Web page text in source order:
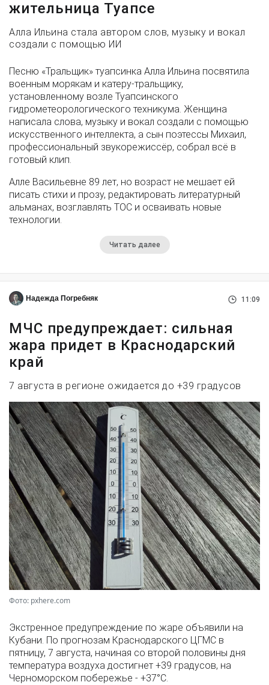
жительница Туапсе
Алла Ильина стала автором слов, музыку и вокал
создали с помощью ИИ
Песню «Тральщик» туапсинка Алла Ильина посвятила
военным морякам и катеру-тральщику,
установленному возле Туапсинского
гидрометеорологического техникума. Женщина
написала слова, музыку и вокал создали с помощью
искусственного интеллекта, а сын поэтессы Михаил,
профессиональный звукорежиссёр, собрал всё в
готовый клип.
Алле Васильевне 89 лет, но возраст не мешает ей
писать стихи и прозу, редактировать литературный
альманах, возглавлять ТОС и осваивать новые
технологии.
Читать далее
Надежда Погребняк 11:09
МЧС предупреждает: сильная
жара придет в Краснодарский
край
7 августа в регионе ожидается до +39 градусов
Фото: pxhere.com
Экстренное предупреждение по жаре объявили на
Кубани. По прогнозам Краснодарского ЦГМС в
пятницу, 7 августа, начиная со второй половины дня
температура воздуха достигнет +39 градусов, на
Черноморском побережье - +37°­С.